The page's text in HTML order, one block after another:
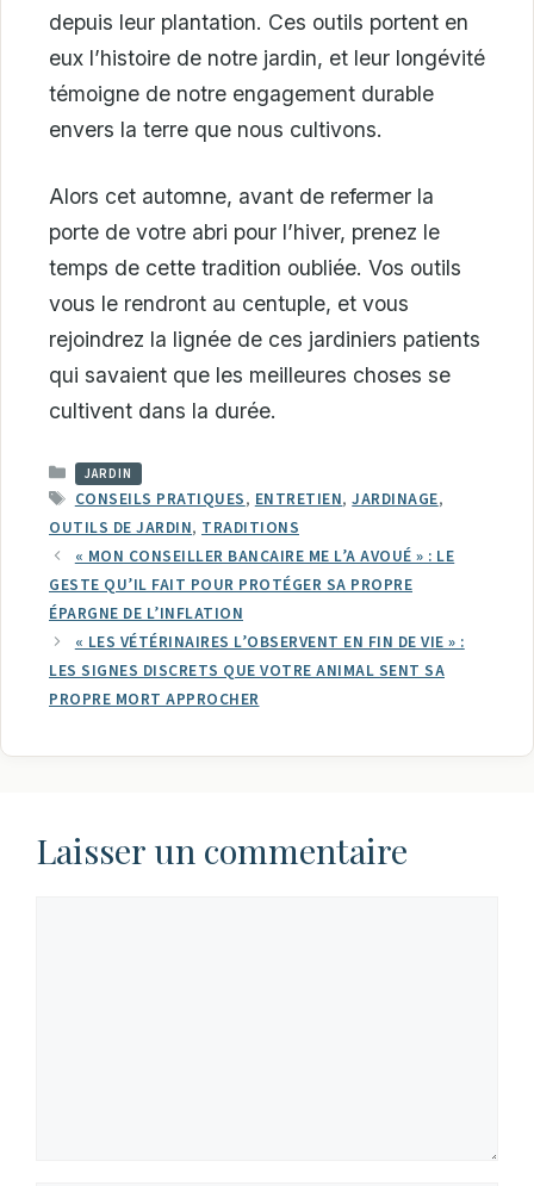
depuis leur plantation. Ces outils portent en
eux l’histoire de notre jardin, et leur longévité
témoigne de notre engagement durable
envers la terre que nous cultivons.
Alors cet automne, avant de refermer la
porte de votre abri pour l’hiver, prenez le
temps de cette tradition oubliée. Vos outils
vous le rendront au centuple, et vous
rejoindrez la lignée de ces jardiniers patients
qui savaient que les meilleures choses se
cultivent dans la durée.
CATÉGORIES
JARDIN
ÉTIQUETTES
CONSEILS PRATIQUES, ENTRETIEN,JARDINAGE,
OUTILS DE JARDIN, TRADITIONS
« MON CONSEILLER BANCAIRE ME L’A AVOUÉ » : LE
GESTE QU’IL FAIT POUR PROTÉGER SA PROPRE
ÉPARGNE DE L’INFLATION
« LES VÉTÉRINAIRES L’OBSERVENT EN FIN DE VIE » :
LES SIGNES DISCRETS QUE VOTRE ANIMAL SENT SA
PROPRE MORT APPROCHER
Laisser un commentaire